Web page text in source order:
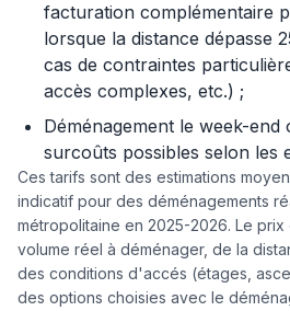
facturation complémentaire
lorsque la distance dépasse
cas de contraintes
accès complexes, etc.) ;
Déménagement le week-end
surcoûts possibles selon les
Ces tarifs sont des estimations
indicatif pour des déménagements
métropolitaine en 2025-2026. Le
volume réel à déménager, de la
des conditions d'accés (étages,
des options choisies avec le